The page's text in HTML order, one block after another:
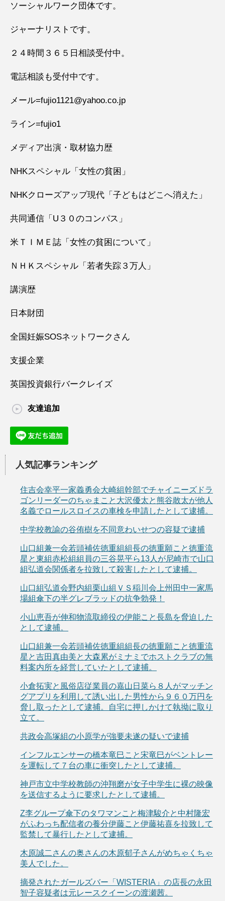
ソーシャルワーク団体です。
ジャーナリストです。
２４時間３６５日相談受付中。
電話相談も受付中です。
メール=fujio1121@yahoo.co.jp
ライン=fujio1
メディア出演・取材協力歴
NHKスペシャル「女性の貧困」
NHKクローズアップ現代「子どもはどこへ消えた」
共同通信「U３０のコンパス」
米ＴＩＭＥ誌「女性の貧困について」
ＮＨＫスペシャル「若者失踪３万人」
講演歴
日本財団
全国妊娠SOSネットワークさん
支援企業
英国投資銀行バークレイズ
友達追加
人気記事ランキング
住吉会幸平一家義勇会大崎組幹部でチャイニーズドラ
ゴンリーダーのちゃまこと大沢優太と熊谷敢太が他人
名義でロールスロイスの車検を申請したとして逮捕。
中学校教諭の谷侑樹を不同意わいせつの容疑で逮捕
山口組兼一会若頭補佐徳重組組長の徳重願こと徳重流
星と東組赤松組組員の三谷晃平ら13人が尼崎市で山口
組弘道会関係者を拉致して殺害したとして逮捕。
山口組弘道会野内組栗山組ＶＳ稲川会上州田中一家馬
場組傘下の半グレブラッドの抗争勃発！
小山恵吾が伸和物流取締役の伊能こと長島を脅迫した
として逮捕。
山口組兼一会若頭補佐徳重組組長の徳重願こと徳重流
星と吉田真由美と大森累がミナミでホストクラブの無
料案内所を経営していたとして逮捕。
小倉拓実と風俗店従業員の嘉山日菜ら８人がマッチン
グアプリを利用して誘い出した男性から９６０万円を
脅し取ったとして逮捕。自宅に押しかけて執拗に取り
立て。
共政会高塚組の小原学が強要未遂の疑いで逮捕
インフルエンサーの橋本竜巳こと宋竜巳がベントレー
を運転して７台の車に衝突したとして逮捕。
神戸市立中学校教師の沖翔磨が女子中学生に裸の映像
を送信するように要求したとして逮捕。
Z李グループ傘下のタワマンこと梅津駿介と中村隆宏
がふわっち配信者の養分伊藤こと伊藤祐喜を拉致して
監禁して暴行したとして逮捕。
木原誠二さんの奥さんの木原郁子さんがめちゃくちゃ
美人でした。
摘発されたガールズバー「WISTERIA」の店長の永田
智子容疑者は元レースクイーンの渡瀬茜。